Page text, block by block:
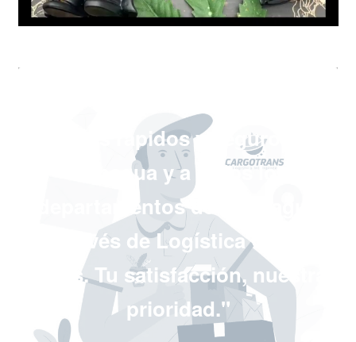
"Envíos rápidos y seguros en
Managua y a todos los
departamentos de Nicaragua
a través de Logística Cargo
Trans. Tu satisfacción, nuestra
prioridad."